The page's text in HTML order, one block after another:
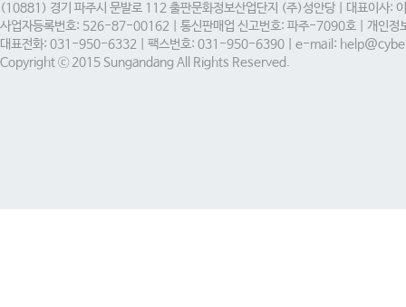
(10881) 경기 파주시 문발로 112 출판문화정보산업단지 (주)성안당 | 대표이사:
사업자등록번호: 526-87-00162 | 통신판매업 신고번호: 파주-7090호 | 개인정
대표전화: 031-950-6332 | 팩스번호: 031-950-6390 | e-mail:
Copyright ⓒ 2015 Sungandang All Rights Reserved.